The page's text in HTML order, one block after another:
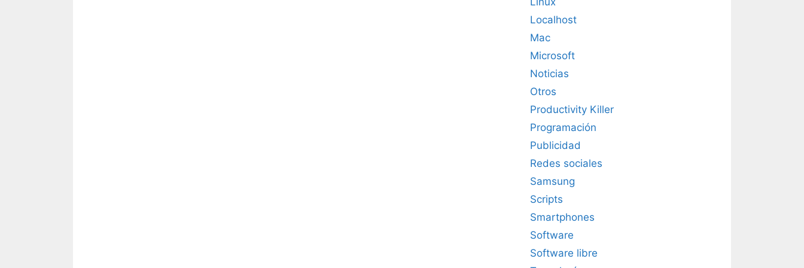
Localhost
Mac
Microsoft
Noticias
Otros
Productivity Killer
Programación
Publicidad
Redes sociales
Samsung
Scripts
Smartphones
Software
Software libre